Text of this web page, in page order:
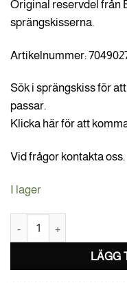
var:
249.00 kr.
är:
Original reservdel från
sprängskisserna.
Artikelnummer:
Sök i sprängskiss för
passar.
Klicka här för att
Vid frågor kontakta oss.
I lager
LÄGG